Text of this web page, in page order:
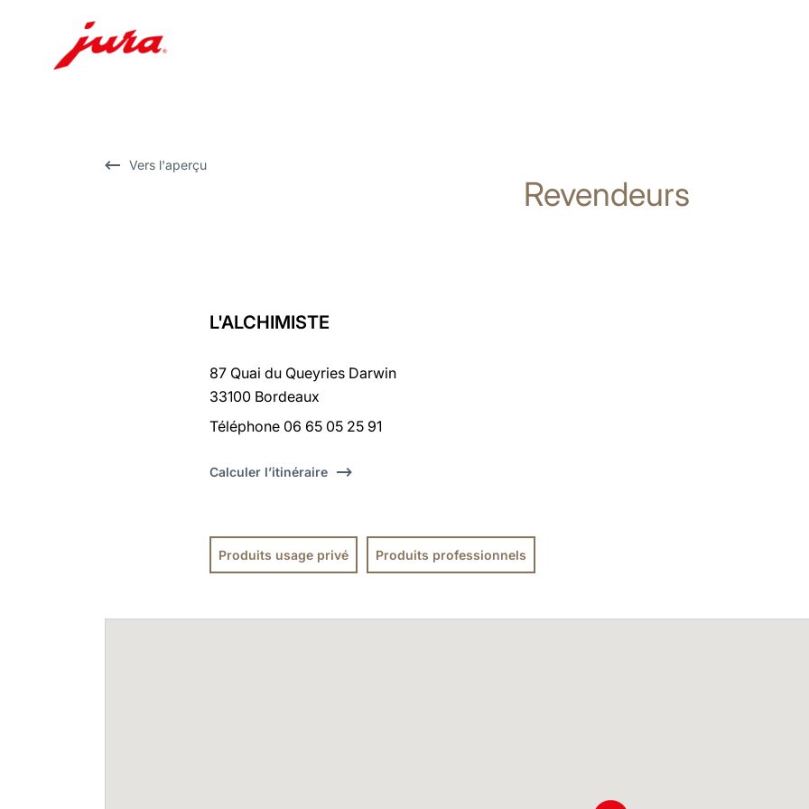
Vers l'aperçu
Revendeurs
L'ALCHIMISTE
87 Quai du Queyries Darwin
33100 Bordeaux
Téléphone 06 65 05 25 91
Calculer l’itinéraire
Produits usage privé Produits professionnels